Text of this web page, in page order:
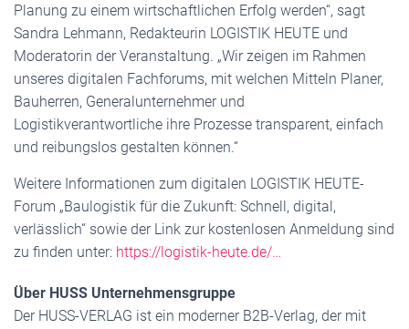
Planung zu einem wirtschaftlichen Erfolg werden“, sagt
Sandra Lehmann, Redakteurin LOGISTIK HEUTE und
Moderatorin der Veranstaltung. „Wir zeigen im Rahmen
unseres digitalen Fachforums, mit welchen Mitteln Planer,
Bauherren, Generalunternehmer und
Logistikverantwortliche ihre Prozesse transparent, einfach
und reibungslos gestalten können.“
Weitere Informationen zum digitalen LOGISTIK HEUTE-
Forum „Baulogistik für die Zukunft: Schnell, digital,
verlässlich“ sowie der Link zur kostenlosen Anmeldung sind
zu finden unter: https://logistik-heute.de/…
Über HUSS Unternehmensgruppe
Der HUSS-VERLAG ist ein moderner B2B-Verlag, der mit